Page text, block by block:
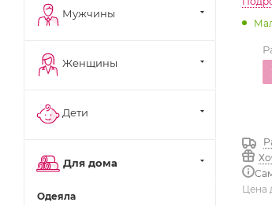
Цена
Мужчины
Женщины
Дети
Для дома
Одеяла